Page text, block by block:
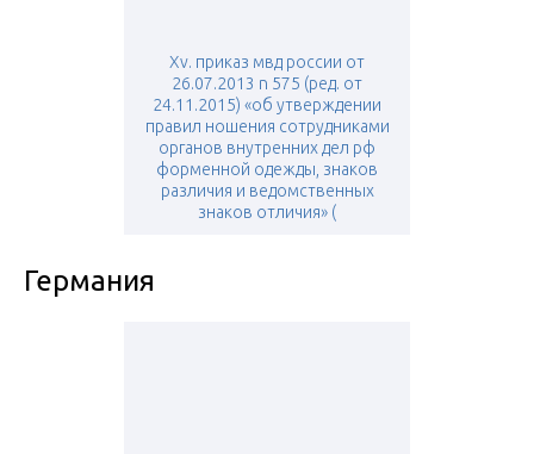
Xv. приказ мвд россии от
26.07.2013 n 575 (ред. от
24.11.2015) «об утверждении
правил ношения сотрудниками
органов внутренних дел рф
форменной одежды, знаков
различия и ведомственных
знаков отличия» (
Германия